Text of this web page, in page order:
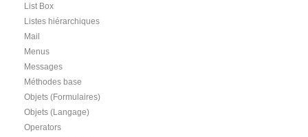
List Box
Listes hiérarchiques
Mail
Menus
Messages
Méthodes base
Objets (Formulaires)
Objets (Langage)
Operators